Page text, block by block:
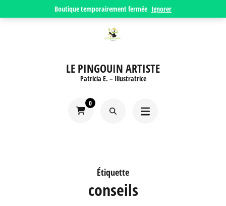
Boutique temporairement fermée Ignorer
LE PINGOUIN ARTISTE
Patricia E. – Illustratrice
0
Étiquette
conseils